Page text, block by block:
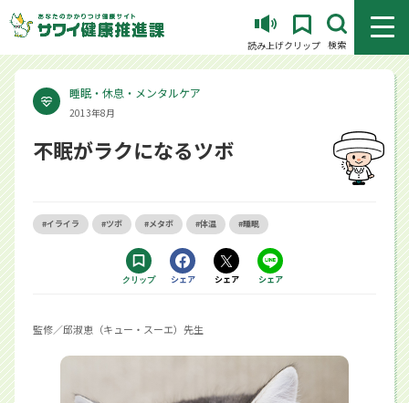
読み上げクリップ 検索 メニ
睡眠・休息・メンタルケア
2013年8月
不眠がラクになるツボ
#イライラ #ツボ #メタボ #体温 #睡眠
クリップ Facebookで
シェア
Xで
シェア
LINEで
シェア
監修／邱淑恵（キュー・スーエ）先生